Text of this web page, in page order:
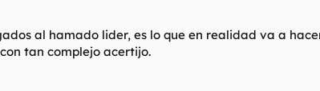
al hamado lider, es lo que en realidad va a
tan complejo acertijo.